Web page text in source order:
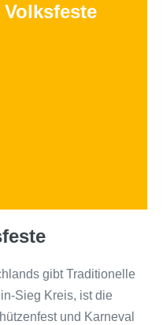
gibt Traditionelle
Sieg Kreis, ist die
und Karneval